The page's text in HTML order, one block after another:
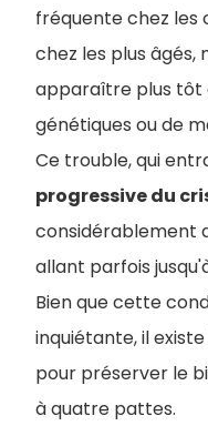
fréquente chez les
chez les plus
apparaître plus tôt
génétiques ou de
Ce trouble, qui
progressive du
considérablement
allant parfois
Bien que cette
inquiétante, il
pour préserver le
à quatre pattes.